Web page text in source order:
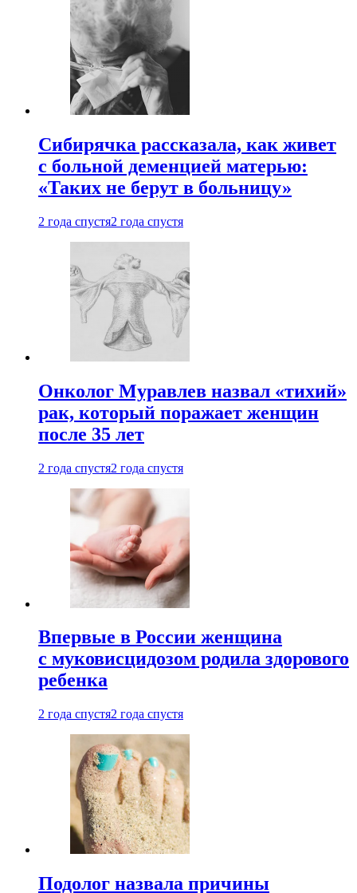
Сибирячка рассказала, как живет
с больной деменцией матерью:
«Таких не берут в больницу»
2 года спустя2 года спустя
Онколог Муравлев назвал «тихий»
рак, который поражает женщин
после 35 лет
2 года спустя2 года спустя
Впервые в России женщина
с муковисцидозом родила здорового
ребенка
2 года спустя2 года спустя
Подолог назвала причины